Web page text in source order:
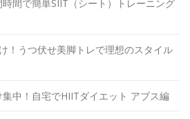
間で簡単SIIT（シート）トレーニング
！うつ伏せ美脚トレで理想のスタイル
中！自宅でHIITダイエット アブス編